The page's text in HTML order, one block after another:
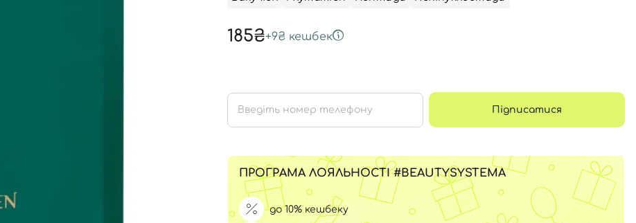
185₴+9₴ кешбек
Підписатися
ПРОГРАМА ЛОЯЛЬНОСТІ #BEAUTYSYSTEMA
до 10% кешбеку